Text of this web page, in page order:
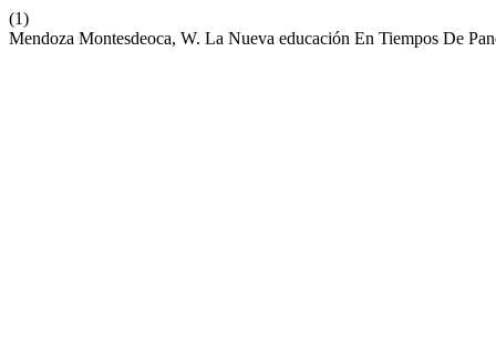
(1)
Mendoza Montesdeoca, W. La Nueva educación En Tiempos De